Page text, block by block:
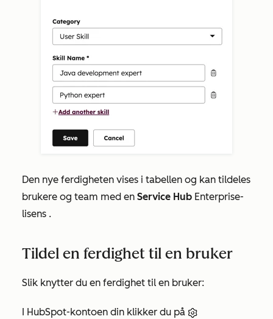
Den nye ferdigheten vises i tabellen og kan tildeles
brukere og team med en Service Hub Enterprise-
lisens .
Tildel en ferdighet til en bruker
Slik knytter du en ferdighet til en bruker:
I HubSpot-kontoen din klikker du på